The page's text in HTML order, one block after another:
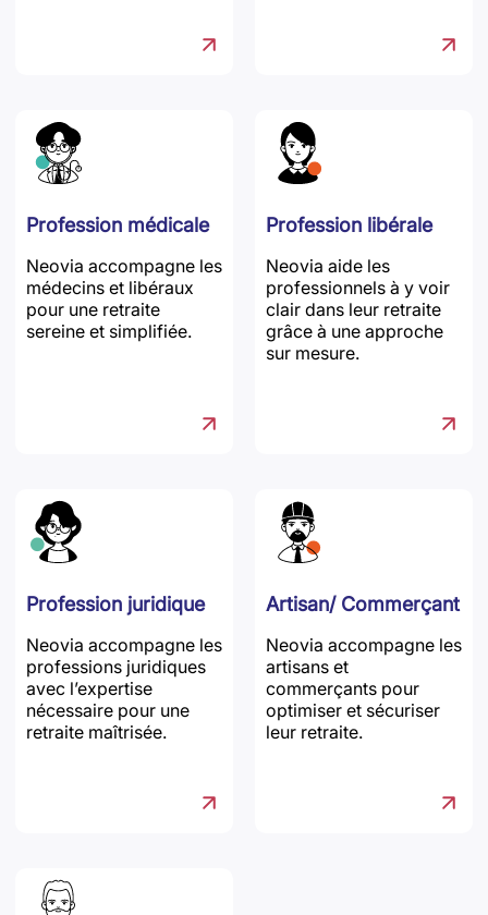
Profession médicale
Neovia accompagne les
médecins et libéraux
pour une retraite
sereine et simplifiée.
Profession libérale
Neovia aide les
professionnels à y voir
clair dans leur retraite
grâce à une approche
sur mesure.
Profession juridique
Neovia accompagne les
professions juridiques
avec l’expertise
nécessaire pour une
retraite maîtrisée.
Artisan/ Commerçant
Neovia accompagne les
artisans et
commerçants pour
optimiser et sécuriser
leur retraite.